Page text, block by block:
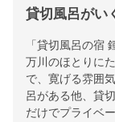
貸切風呂がい
「貸切風呂の宿
万川のほとりに
で、寛げる雰囲
呂がある他、貸
だけでプライベ